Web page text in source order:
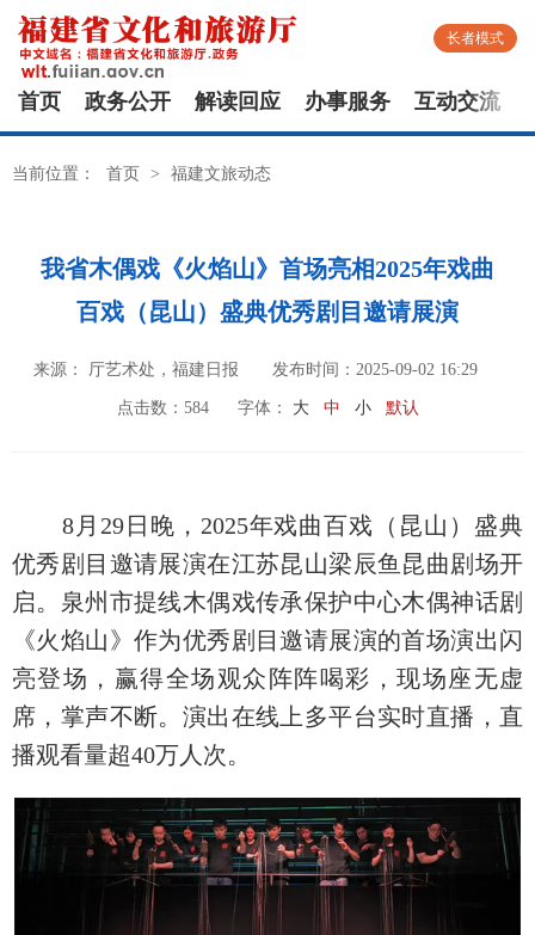
长者模式
首页 政务公开 解读回应 办事服务 互动交流
当前位置： 首页 > 福建文旅动态
我省木偶戏《火焰山》首场亮相2025年戏曲
百戏（昆山）盛典优秀剧目邀请展演
来源： 厅艺术处，福建日报 发布时间：2025-09-02 16:29
点击数： 584 字体： 大 中 小 默认
8月29日晚，2025年戏曲百戏（昆山）盛典
优秀剧目邀请展演在江苏昆山梁辰鱼昆曲剧场开
启。泉州市提线木偶戏传承保护中心木偶神话剧
《火焰山》作为优秀剧目邀请展演的首场演出闪
亮登场，赢得全场观众阵阵喝彩，现场座无虚
席，掌声不断。演出在线上多平台实时直播，直
播观看量超40万人次。